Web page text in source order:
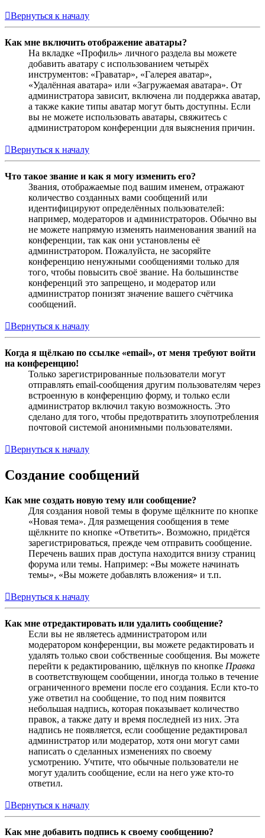
Вернуться к началу
Как мне включить отображение аватары?
На вкладке «Профиль» личного раздела вы можете
добавить аватару с использованием четырёх
инструментов: «Граватар», «Галерея аватар»,
«Удалённая аватара» или «Загружаемая аватара». От
администратора зависит, включена ли поддержка аватар,
а также какие типы аватар могут быть доступны. Если
вы не можете использовать аватары, свяжитесь с
администратором конференции для выяснения причин.
Вернуться к началу
Что такое звание и как я могу изменить его?
Звания, отображаемые под вашим именем, отражают
количество созданных вами сообщений или
идентифицируют определённых пользователей:
например, модераторов и администраторов. Обычно вы
не можете напрямую изменять наименования званий на
конференции, так как они установлены её
администратором. Пожалуйста, не засоряйте
конференцию ненужными сообщениями только для
того, чтобы повысить своё звание. На большинстве
конференций это запрещено, и модератор или
администратор понизят значение вашего счётчика
сообщений.
Вернуться к началу
Когда я щёлкаю по ссылке «email», от меня требуют войти
на конференцию!
Только зарегистрированные пользователи могут
отправлять email-сообщения другим пользователям через
встроенную в конференцию форму, и только если
администратор включил такую возможность. Это
сделано для того, чтобы предотвратить злоупотребления
почтовой системой анонимными пользователями.
Вернуться к началу
Создание сообщений
Как мне создать новую тему или сообщение?
Для создания новой темы в форуме щёлкните по кнопке
«Новая тема». Для размещения сообщения в теме
щёлкните по кнопке «Ответить». Возможно, придётся
зарегистрироваться, прежде чем отправить сообщение.
Перечень ваших прав доступа находится внизу страниц
форума или темы. Например: «Вы можете начинать
темы», «Вы можете добавлять вложения» и т.п.
Вернуться к началу
Как мне отредактировать или удалить сообщение?
Если вы не являетесь администратором или
модератором конференции, вы можете редактировать и
удалять только свои собственные сообщения. Вы можете
перейти к редактированию, щёлкнув по кнопке Правка
в соответствующем сообщении, иногда только в течение
ограниченного времени после его создания. Если кто-то
уже ответил на сообщение, то под ним появится
небольшая надпись, которая показывает количество
правок, а также дату и время последней из них. Эта
надпись не появляется, если сообщение редактировал
администратор или модератор, хотя они могут сами
написать о сделанных изменениях по своему
усмотрению. Учтите, что обычные пользователи не
могут удалить сообщение, если на него уже кто-то
ответил.
Вернуться к началу
Как мне добавить подпись к своему сообщению?